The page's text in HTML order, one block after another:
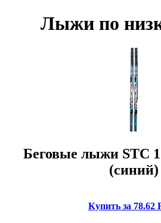
Лыжи по
Беговые лыжи STC
(синий)
Купить за 78.62